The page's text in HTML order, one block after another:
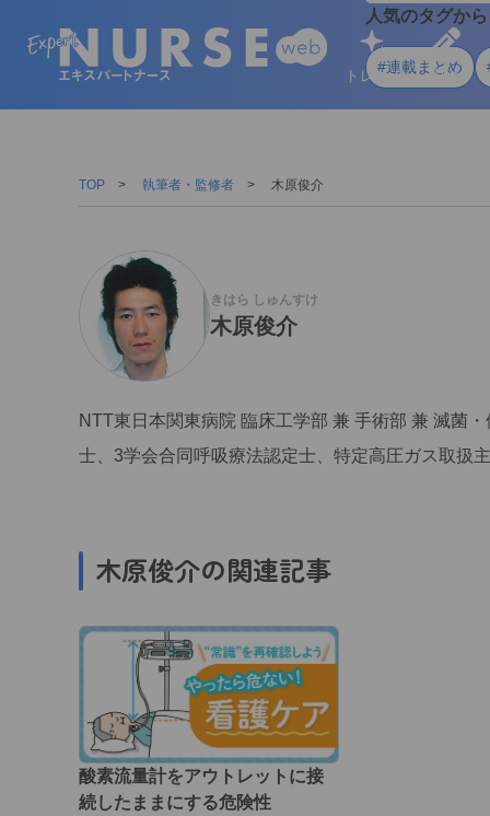
人気のタグか
#連載まとめ
トレンド 学ぶ
TOP 執筆者・監修者 木原俊介
きはら しゅんすけ
木原俊介
NTT東日本関東病院 臨床工学部 兼 手術部 兼 滅菌
士、3学会合同呼吸療法認定士、特定高圧ガス取扱
木原俊介の関連記事
酸素流量計をアウトレットに接
続したままにする危険性